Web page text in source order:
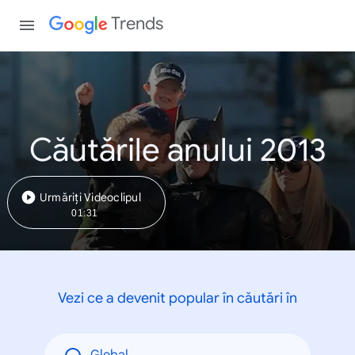
Trends
Căutările anului 2013
Urmăriți Videoclipul
01:31
Vezi ce a devenit popular în căutări în